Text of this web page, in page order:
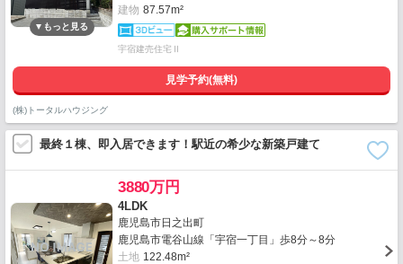
建物 87.57m²
宇宿建売住宅Ⅱ
見学予約(無料)
(株)トータルハウジング
最終１棟、即入居できます！駅近の希少な新築戸建て
3880万円
4LDK
鹿児島市日之出町
鹿児島市電谷山線「宇宿一丁目」歩8分～8分
土地 122.48m²